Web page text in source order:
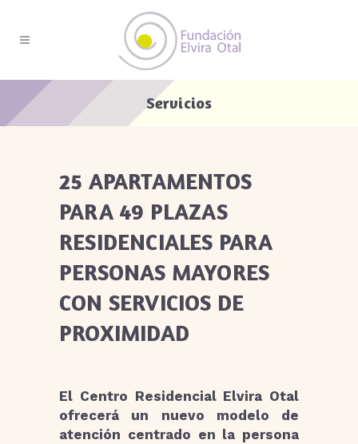
Servicios
25 APARTAMENTOS
PARA 49 PLAZAS
RESIDENCIALES PARA
PERSONAS MAYORES
CON SERVICIOS DE
PROXIMIDAD
El Centro Residencial Elvira Otal
ofrecerá un nuevo modelo de
atención centrado en la persona